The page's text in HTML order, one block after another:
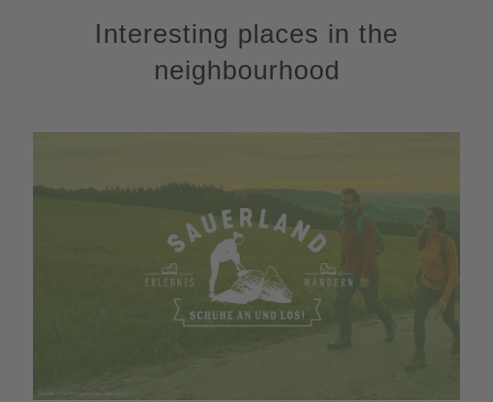
Interesting places in the
neighbourhood